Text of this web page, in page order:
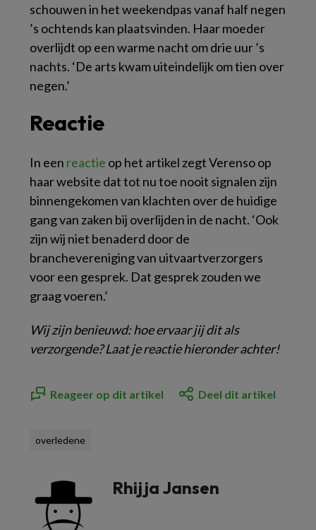
schouwen in het weekendpas vanaf half negen
’s ochtends kan plaatsvinden. Haar moeder
overlijdt op een warme nacht om drie uur ’s
nachts. ‘De arts kwam uiteindelijk om tien over
negen.’
Reactie
In een reactie op het artikel zegt Verenso op
haar website dat tot nu toe nooit signalen zijn
binnengekomen van klachten over de huidige
gang van zaken bij overlijden in de nacht. ‘Ook
zijn wij niet benaderd door de
branchevereniging van uitvaartverzorgers
voor een gesprek. Dat gesprek zouden we
graag voeren.’
Wij zijn benieuwd: hoe ervaar jij dit als
verzorgende? Laat je reactie hieronder achter!
Reageer op dit artikel Deel dit artikel
overledene
Rhijja Jansen